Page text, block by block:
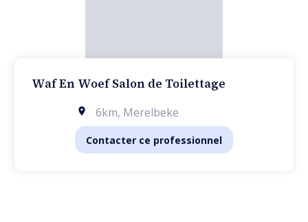
Waf En Woef Salon de Toilettage
6km, Merelbeke
Contacter ce professionnel